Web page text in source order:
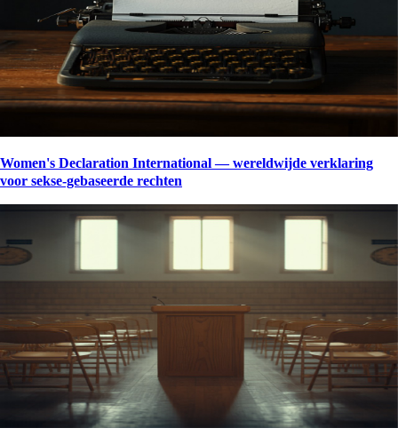
Women's Declaration International — wereldwijde verklaring
voor sekse-gebaseerde rechten